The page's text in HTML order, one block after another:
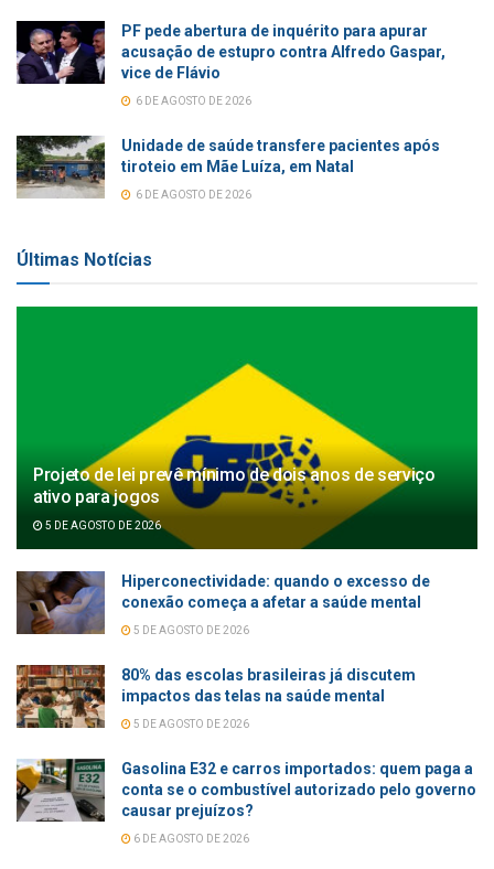
PF pede abertura de inquérito para apurar
acusação de estupro contra Alfredo Gaspar,
vice de Flávio
6 DE AGOSTO DE 2026
Unidade de saúde transfere pacientes após
tiroteio em Mãe Luíza, em Natal
6 DE AGOSTO DE 2026
Últimas Notícias
Projeto de lei prevê mínimo de dois anos de serviço
ativo para jogos
5 DE AGOSTO DE 2026
Hiperconectividade: quando o excesso de
conexão começa a afetar a saúde mental
5 DE AGOSTO DE 2026
80% das escolas brasileiras já discutem
impactos das telas na saúde mental
5 DE AGOSTO DE 2026
Gasolina E32 e carros importados: quem paga a
conta se o combustível autorizado pelo governo
causar prejuízos?
6 DE AGOSTO DE 2026